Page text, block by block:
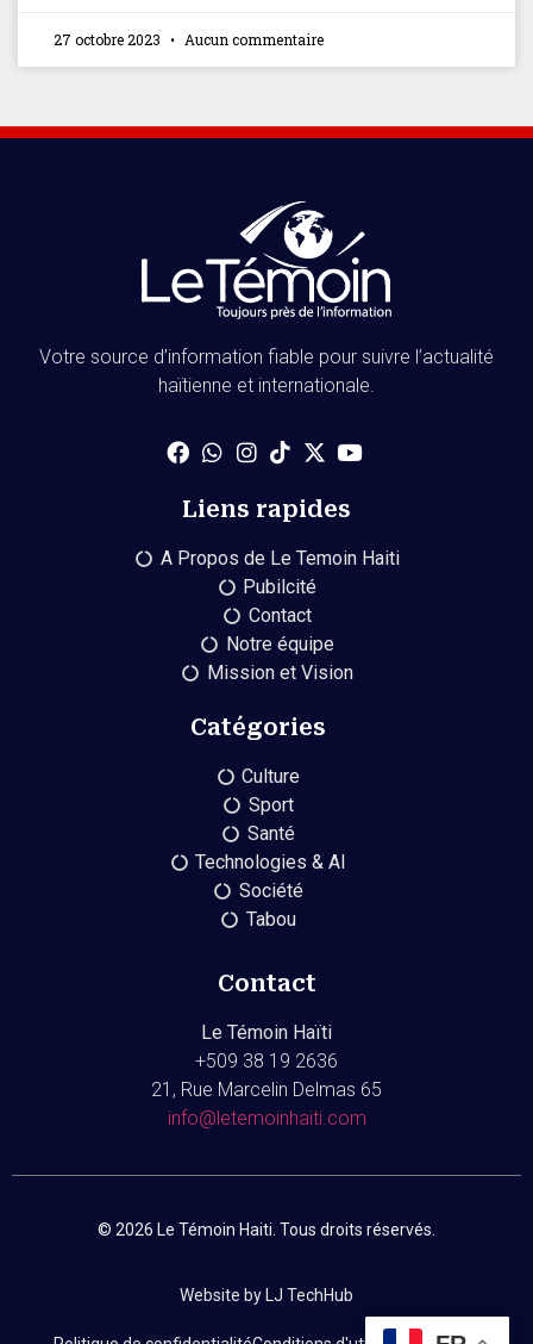
27 octobre 2023 Aucun commentaire
Votre source d’information fiable pour suivre l’actualité
haïtienne et internationale.
Liens rapides
A Propos de Le Temoin Haiti
Pubilcité
Contact
Notre équipe
Mission et Vision
Catégories
Culture
Sport
Santé
Technologies & AI
Société
Tabou
Contact
Le Témoin Haïti
+509 38 19 2636
21, Rue Marcelin Delmas 65
info@letemoinhaiti.com
© 2026 Le Témoin Haiti. Tous droits réservés.
Website by LJ TechHub